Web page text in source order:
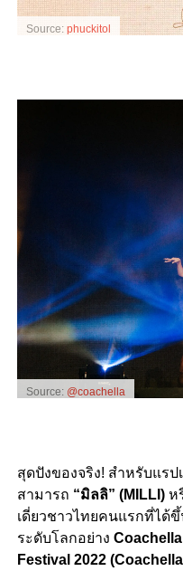
Source: phuckitol
Source: @coachella
สุดปังของจริง! สำหรับแรป
สามารถ “มิลลิ” (MILLI) ห
เดี่ยวชาวไทยคนแรกที่ได้
ระดับโลกอย่าง
Festival 2022